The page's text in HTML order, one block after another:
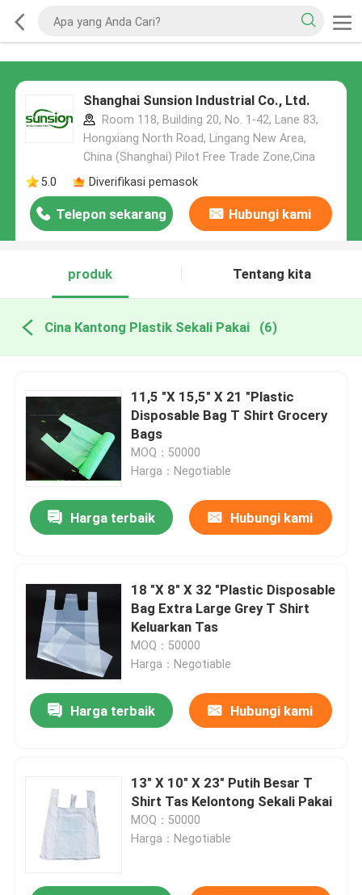
Shanghai Sunsion Industrial Co., Ltd.
Room 118, Building 20, No. 1-42, Lane 83,
Hongxiang North Road, Lingang New Area,
China (Shanghai) Pilot Free Trade Zone,Cina
5.0
Diverifikasi pemasok
Telepon sekarang Hubungi kami
produk Tentang kita
Cina Kantong Plastik Sekali Pakai (6)
11,5 "X 15,5" X 21 "Plastic
Disposable Bag T Shirt Grocery
Bags
MOQ：50000
Harga：Negotiable
Harga terbaik Hubungi kami
18 "X 8" X 32 "Plastic Disposable
Bag Extra Large Grey T Shirt
Keluarkan Tas
MOQ：50000
Harga：Negotiable
Harga terbaik Hubungi kami
13" X 10" X 23" Putih Besar T
Shirt Tas Kelontong Sekali Pakai
MOQ：50000
Harga：Negotiable